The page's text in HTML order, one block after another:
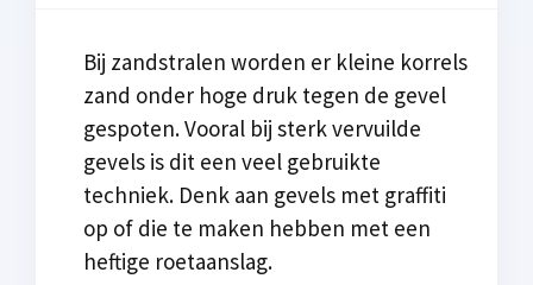
Bij zandstralen worden er kleine korrels
zand onder hoge druk tegen de gevel
gespoten. Vooral bij sterk vervuilde
gevels is dit een veel gebruikte
techniek. Denk aan gevels met graffiti
op of die te maken hebben met een
heftige roetaanslag.